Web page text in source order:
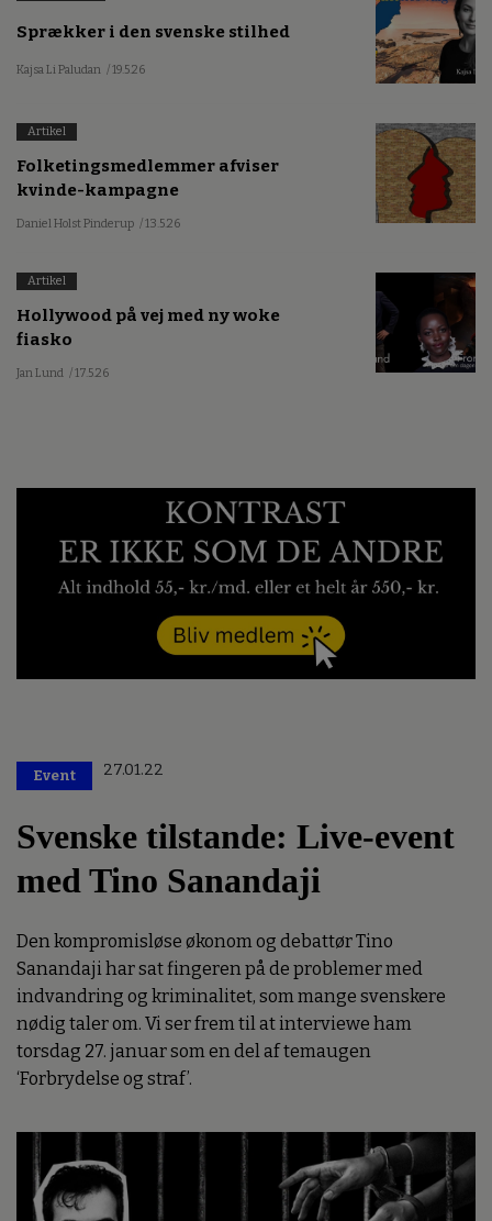
Sprækker i den svenske stilhed
Kajsa Li Paludan / 19.5.26
Artikel
Folketingsmedlemmer afviser
kvinde-kampagne
Daniel Holst Pinderup / 13.5.26
Artikel
Hollywood på vej med ny woke
fiasko
Jan Lund / 17.5.26
Event 27.01.22
Svenske tilstande: Live-event
med Tino Sanandaji
Den kompromisløse økonom og debattør Tino
Sanandaji har sat fingeren på de problemer med
indvandring og kriminalitet, som mange svenskere
nødig taler om. Vi ser frem til at interviewe ham
torsdag 27. januar som en del af temaugen
‘Forbrydelse og straf’.